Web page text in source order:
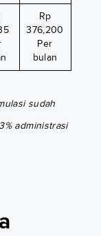
Rp
376,200
Per
bulan
sudah
administrasi